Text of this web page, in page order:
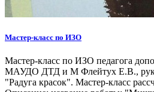
Мастер-класс по ИЗО
Мастер-класс по ИЗО педагога
МАУДО ДТД и М Флейтух Е.В.,
"Радуга красок". Мастер-класс